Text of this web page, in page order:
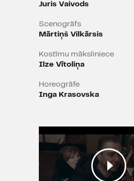
Juris Vaivods
Scenogrāfs
Mārtiņš Vilkārsis
Kostīmu māksliniece
Ilze Vītoliņa
Horeogrāfe
Inga Krasovska